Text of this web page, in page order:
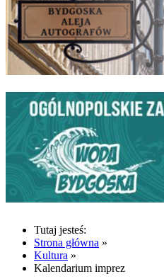
Tutaj jesteś:
Strona główna »
Kultura »
Kalendarium imprez